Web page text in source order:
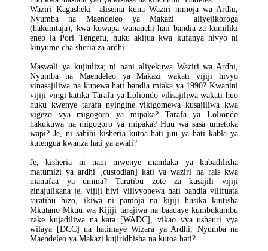
Waziri Kagasheki alisema kuna Waziri mmoja wa Ardhi,
Nyumba na Maendeleo ya Makazi aliyejikoroga
(hakumtaja), kwa kuwapa wananchi hati bandia za kumiliki
eneo la Pori Tengefu, huku akijua kwa kufanya hivyo ni
kinyume cha sheria za ardhi.
Maswali ya kujiuliza; ni nani aliyekuwa Waziri wa Ardhi,
Nyumba na Maendeleo ya Makazi wakati vijiji hivyo
vinasajiliwa na kupewa hati bandia miaka ya 1990? Kwanini
vijiji vingi katika Tarafa ya Loliondo vilisajiliwa wakati huo
huku kwenye tarafa nyingine vikigomewa kusajiliwa kwa
vigezo vya migogoro ya mipaka? Tarafa ya Loliondo
hakukuwa na migogoro ya mipaka? Huu wa sasa umetoka
wapi? Je, ni sahihi kisheria kutoa hati juu ya hati kabla ya
kutengua kwanza hati ya awali?
Je, kisheria ni nani mwenye mamlaka ya kubadilisha
matumizi ya ardhi [custodian] kati ya waziri na rais kwa
manufaa ya umma? Taratibu zote za kusajili vijiji
zinajulikana je, vijiji hivi vilivyopewa hati bandia vilifuata
taratibu hizo, ikiwa ni pamoja na kijiji husika kuitisha
Mkutano Mkuu wa Kijiji tarajiwa na baadaye kumbukumbu
zake kujadiliwa na kata [WADC], vikao vya ushauri vya
wilaya [DCC] na hatimaye Wizara ya Ardhi, Nyumba na
Maendeleo ya Makazi kujiridhisha na kutoa hati?